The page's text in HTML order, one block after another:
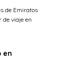
de Emiratos
viaje en
en